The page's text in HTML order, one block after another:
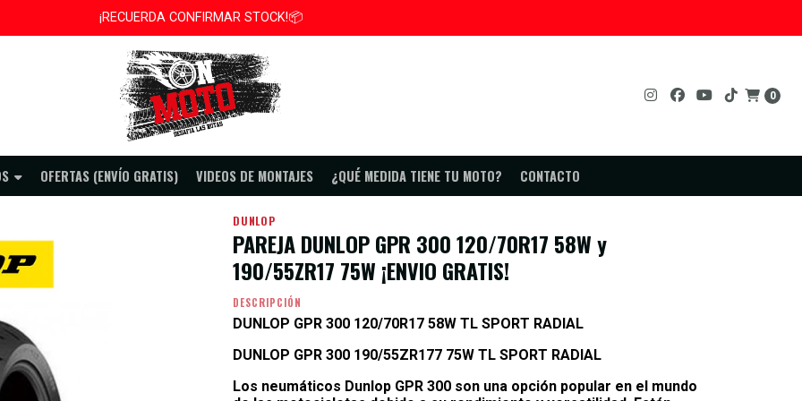
0
OFERTAS (ENVÍO GRATIS) VIDEOS DE MONTAJES ¿QUÉ MEDIDA TIENE TU MOTO? CONTACTO
¡RECUERDA CONFIRMAR STOCK!📦
GRATIS) PAREJA DUNLOP GPR 300 120/70R17 58W y 190/55ZR17 75W ¡ENVIO GRATIS!
DUNLOP
PAREJA DUNLOP GPR 300 120/70R17 58W y
190/55ZR17 75W ¡ENVIO GRATIS!
DESCRIPCIÓN
DUNLOP GPR 300 120/70R17 58W TL SPORT RADIAL
DUNLOP GPR 300 190/55ZR177 75W TL SPORT RADIAL
Los neumáticos Dunlop GPR 300 son una opción popular en el mundo